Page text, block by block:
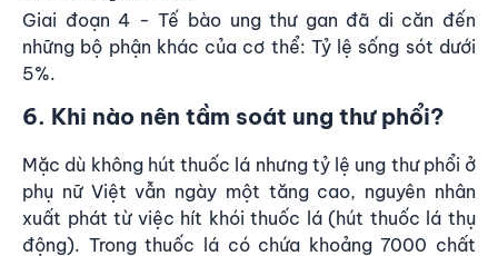
Giai đoạn 4 - Tế bào ung thư gan đã di căn đến
những bộ phận khác của cơ thể: Tỷ lệ sống sót dưới
5%.
6. Khi nào nên tầm soát ung thư phổi?
Mặc dù không hút thuốc lá nhưng tỷ lệ ung thư phổi ở
phụ nữ Việt vẫn ngày một tăng cao, nguyên nhân
xuất phát từ việc hít khói thuốc lá (hút thuốc lá thụ
động). Trong thuốc lá có chứa khoảng 7000 chất